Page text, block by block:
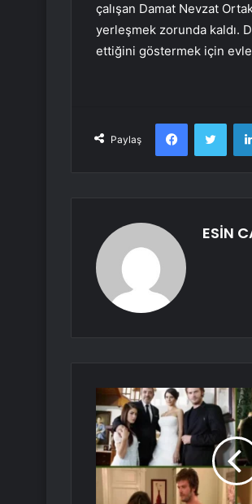
çalışan Damat Nevzat
yerleşmek zorunda kaldı.
ettiğini göstermek için
Paylaş
Facebook
ESİN